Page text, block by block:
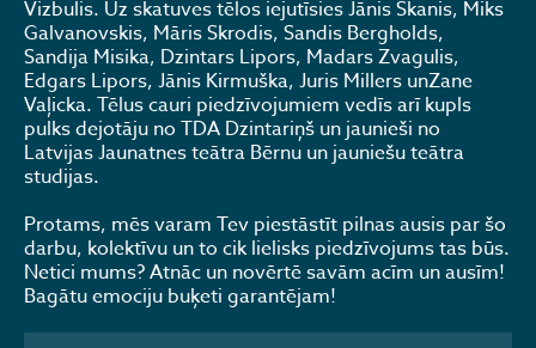
Vizbulis. Uz skatuves tēlos iejutīsies Jānis Skanis, Miks
Galvanovskis, Māris Skrodis, Sandis Bergholds,
Sandija Misika, Dzintars Lipors, Madars Zvagulis,
Edgars Lipors, Jānis Kirmuška, Juris Millers unZane
Vaļicka. Tēlus cauri piedzīvojumiem vedīs arī kupls
pulks dejotāju no TDA Dzintariņš un jaunieši no
Latvijas Jaunatnes teātra Bērnu un jauniešu teātra
studijas.
Protams, mēs varam Tev piestāstīt pilnas ausis par šo
darbu, kolektīvu un to cik lielisks piedzīvojums tas būs.
Netici mums? Atnāc un novērtē savām acīm un ausīm!
Bagātu emociju buķeti garantējam!